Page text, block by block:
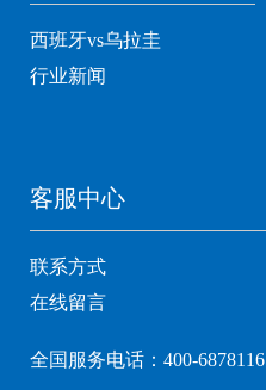
西班牙vs乌拉圭
行业新闻
客服中心
联系方式
在线留言
全国服务电话：400-6878116